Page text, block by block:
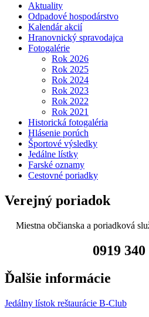
Aktuality
Odpadové hospodárstvo
Kalendár akcií
Hranovnický spravodajca
Fotogalérie
Rok 2026
Rok 2025
Rok 2024
Rok 2023
Rok 2022
Rok 2021
Historická fotogaléria
Hlásenie porúch
Športové výsledky
Jedálne lístky
Farské oznamy
Cestovné poriadky
Verejný poriadok
Miestna občianska a poriadková
0919 340
Ďalšie informácie
Jedálny lístok reštaurácie B-Club